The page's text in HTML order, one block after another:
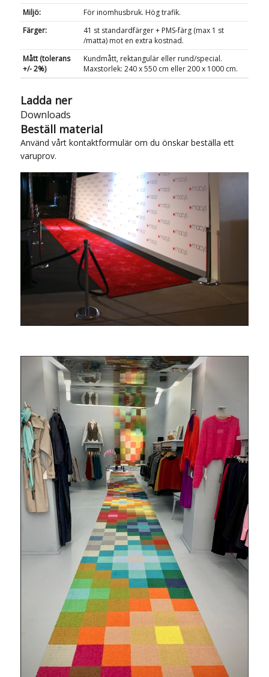
Miljö:
För inomhusbruk. Hög trafik.
Färger:
41 st standardfärger + PMS-färg (max 1 st
/matta) mot en extra kostnad.
Mått (tolerans
+/- 2%)
Kundmått, rektangulär eller rund/special.
Maxstorlek: 240 x 550 cm eller 200 x 1000 cm.
Ladda ner
Downloads
Beställ material
Använd vårt kontaktformulärom du önskar beställa ett
varuprov.